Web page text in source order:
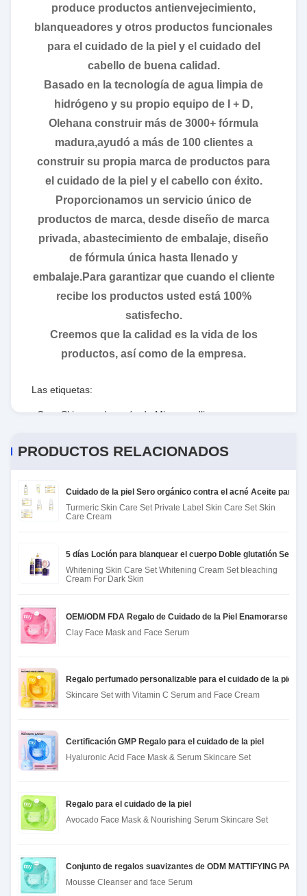
produce productos antienvejecimiento,
blanqueadores y otros productos funcionales
para el cuidado de la piel y el cuidado del
cabello de buena calidad.
Basado en la tecnología de agua limpia de
hidrógeno y su propio equipo de I + D,
Olehana construir más de 3000+ fórmula
madura,ayudó a más de 100 clientes a
construir su propia marca de productos para
el cuidado de la piel y el cabello con éxito.
Proporcionamos un servicio único de
productos de marca, desde diseño de marca
privada, abastecimiento de embalaje, diseño
de fórmula única hasta llenado y
embalaje.Para garantizar que cuando el cliente
recibe los productos usted está 100%
satisfecho.
Creemos que la calidad es la vida de los
productos, así como de la empresa.
Las etiquetas:
Cara Skincare después de Microneedling,
PRODUCTOS RELACIONADOS
Cuidado de la piel Sero orgánico contra el acné Aceite para
Turmeric Skin Care Set Private Label Skin Care Set Skin
Care Cream
5 días Loción para blanquear el cuerpo Doble glutatión
Whitening Skin Care Set Whitening Cream Set bleaching
Cream For Dark Skin
OEM/ODM FDA Regalo de Cuidado de la Piel Enamorarse de
Clay Face Mask and Face Serum
Regalo perfumado personalizable para el cuidado de la piel
Skincare Set with Vitamin C Serum and Face Cream
Certificación GMP Regalo para el cuidado de la piel
Hyaluronic Acid Face Mask & Serum Skincare Set
Regalo para el cuidado de la piel
Avocado Face Mask & Nourishing Serum Skincare Set
Conjunto de regalos suavizantes de ODM MATTIFYING
Mousse Cleanser and face Serum